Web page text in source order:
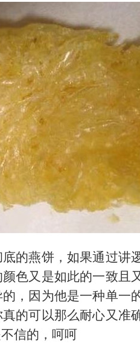
的燕饼，如果通过讲
色又是如此的一致且
，因为他是一种单一
的可以那么耐心又准
信的，呵呵